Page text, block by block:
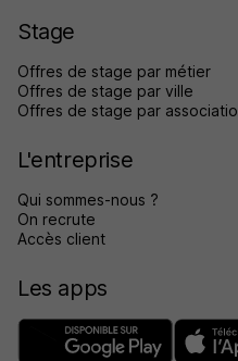
Stage
Offres de stage par métier
Offres de stage par ville
Offres de stage par
L'entreprise
Qui sommes-nous ?
On recrute
Accès client
Les apps